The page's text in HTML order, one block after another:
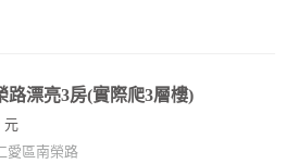
路漂亮3房(實際爬3層樓)
元
愛區南榮路